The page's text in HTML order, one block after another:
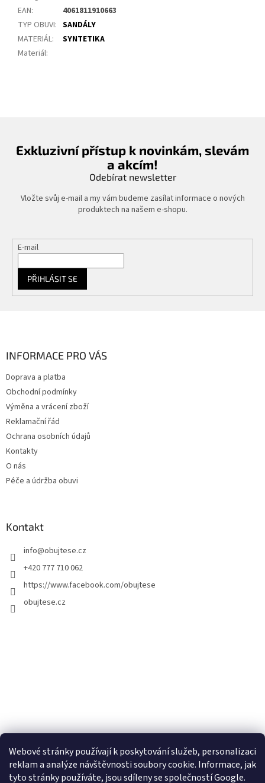
Webové stránky používají k poskytování služeb, personalizaci
reklam a analýze návštěvnosti soubory cookie. Informace, jak
tyto stránky používáte, jsou sdíleny se společností Google.
EAN:
4061811910663
TYP OBUVI: SANDÁLY
MATERIÁL:
SYNTETIKA
Materiál:
Exkluzivní přístup k novinkám, slevám
a akcím!
Odebírat newsletter
Vložte svůj e-mail a my vám budeme zasílat informace o nových
produktech na našem e-shopu.
E-mail
PŘIHLÁSIT SE
INFORMACE PRO VÁS
Doprava a platba
Obchodní podmínky
Výměna a vrácení zboží
Reklamační řád
Ochrana osobních údajů
Kontakty
O nás
Péče a údržba obuvi
Kontakt
info@obujtese.cz
+420 777 710 062
https://www.facebook.com/obujtese
obujtese.cz